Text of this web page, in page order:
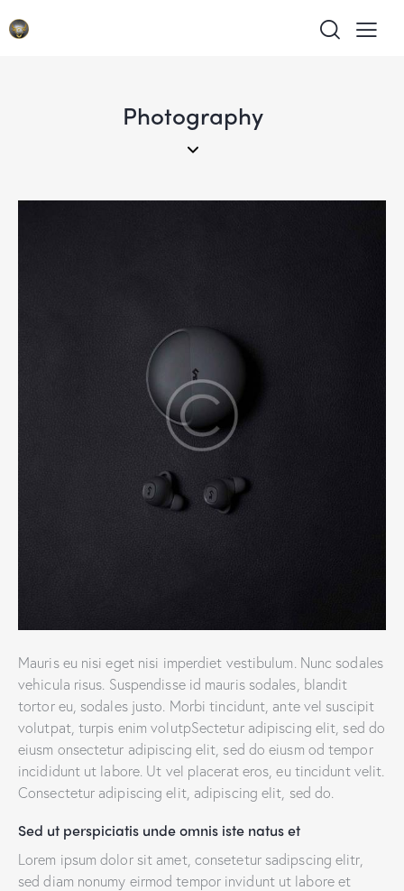
Photography
Mauris eu nisi eget nisi imperdiet vestibulum. Nunc sodales
vehicula risus. Suspendisse id mauris sodales, blandit
tortor eu, sodales justo. Morbi tincidunt, ante vel suscipit
volutpat, turpis enim volutpSectetur adipiscing elit, sed do
eiusm onsectetur adipiscing elit, sed do eiusm od tempor
incididunt ut labore. Ut vel placerat eros, eu tincidunt velit.
Consectetur adipiscing elit, adipiscing elit, sed do.
Sed ut perspiciatis unde omnis iste natus et
Lorem ipsum dolor sit amet, consetetur sadipscing elitr,
sed diam nonumy eirmod tempor invidunt ut labore et